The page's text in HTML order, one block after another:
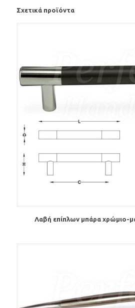
Σχετικά προϊόντα
Λαβή επίπλων μπάρα χρώμιο-